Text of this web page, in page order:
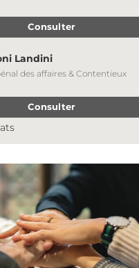
Consulter
Landini
des affaires & Contentieux
Consulter